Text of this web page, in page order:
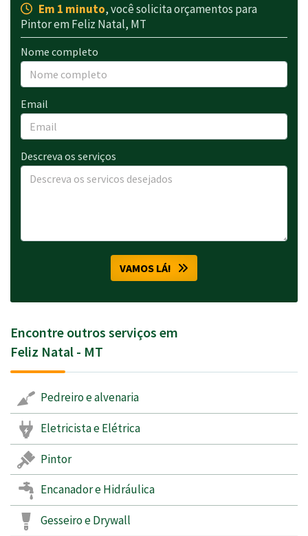
Em 1 minuto, você solicita orçamentos para
Pintor em Feliz Natal, MT
Nome completo
Email
Descreva os serviços
VAMOS LÁ!
Encontre outros serviços em
Feliz Natal - MT
Pedreiro e alvenaria
Eletricista e Elétrica
Pintor
Encanador e Hidráulica
Gesseiro e Drywall